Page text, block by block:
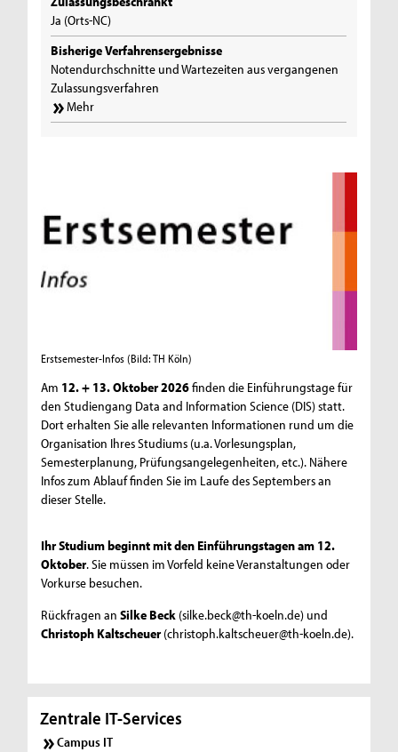
Ja (Orts-NC)
Bisherige Verfahrensergebnisse
Notendurchschnitte und Wartezeiten aus vergangenen
Zulassungsverfahren
Mehr
Erstsemester-Infos (Bild: TH Köln)
Am 12. + 13. Oktober 2026finden die Einführungstage für
den Studiengang Data and Information Science (DIS) statt.
Dort erhalten Sie alle relevanten Informationen rund um die
Organisation Ihres Studiums (u.a. Vorlesungsplan,
Semesterplanung, Prüfungsangelegenheiten, etc.). Nähere
Infos zum Ablauf finden Sie im Laufe des Septembers an
dieser Stelle.
Ihr Studium beginnt mit den Einführungstagen am 12.
Oktober. Sie müssen im Vorfeld keine Veranstaltungen oder
Vorkurse besuchen.
Rückfragen anSilke Beck (silke.beck@th-koeln.de) und
Christoph Kaltscheuer(christoph.kaltscheuer@th-koeln.de).
Zentrale IT-Services
Campus IT